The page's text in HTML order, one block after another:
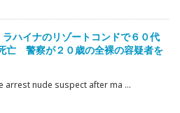
ラハイナのリゾートコンドで６０代
亡 警察が２０歳の全裸の容疑者を
arrest nude suspect after ma ...